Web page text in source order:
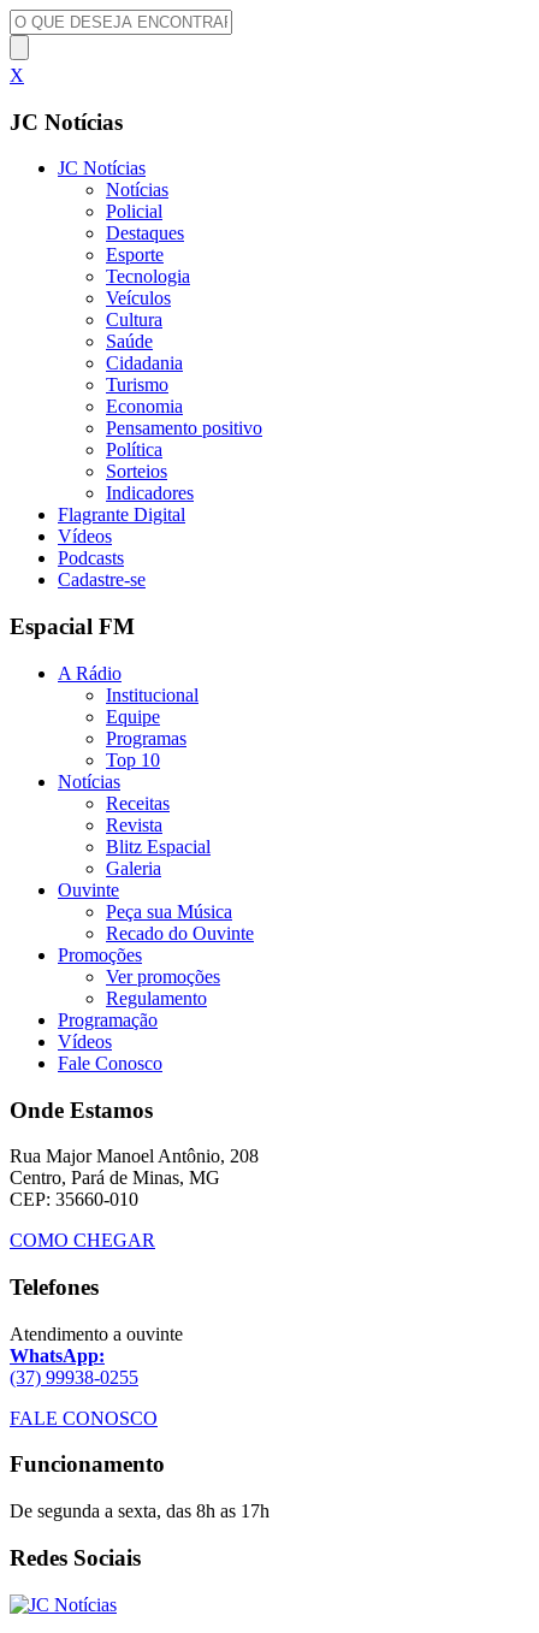
X
JC Notícias
JC Notícias
Notícias
Policial
Destaques
Esporte
Tecnologia
Veículos
Cultura
Saúde
Cidadania
Turismo
Economia
Pensamento positivo
Política
Sorteios
Indicadores
Flagrante Digital
Vídeos
Podcasts
Cadastre-se
Espacial FM
A Rádio
Institucional
Equipe
Programas
Top 10
Notícias
Receitas
Revista
Blitz Espacial
Galeria
Ouvinte
Peça sua Música
Recado do Ouvinte
Promoções
Ver promoções
Regulamento
Programação
Vídeos
Fale Conosco
Onde Estamos
Rua Major Manoel Antônio, 208
Centro, Pará de Minas, MG
CEP: 35660-010
COMO CHEGAR
Telefones
Atendimento a ouvinte
WhatsApp:
(37) 99938-0255
FALE CONOSCO
Funcionamento
De segunda a sexta, das 8h as 17h
Redes Sociais